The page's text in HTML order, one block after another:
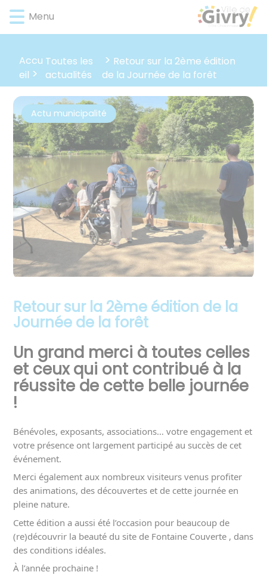
Lien
d'accès
rapide
menu
Lien
d'accès
rapide
contenu
principal
Lien
d'accès
rapide
recherche
Lien
d'accès
rapide
pied
page
Menu
Accu
eil
Toutes les
actualités
Retour sur la 2ème édition
de la Journée de la forêt
Actu municipalité
Retour sur la 2ème édition de la
Journée de la forêt
Un grand merci à toutes celles
et ceux qui ont contribué à la
réussite de cette belle journée
!
Bénévoles, exposants, associations… votre engagement et
votre présence ont largement participé au succès de cet
événement.
Merci également aux nombreux visiteurs venus profiter
des animations, des découvertes et de cette journée en
pleine nature.
Cette édition a aussi été l’occasion pour beaucoup de
(re)découvrir la beauté du site de Fontaine Couverte , dans
des conditions idéales.
À l’année prochaine !